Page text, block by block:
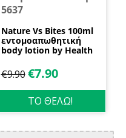
5637
Nature Vs Bites 100ml
εντομοαπωθητική
body lotion by Health
€9.90 €7.90
ΤΟ ΘΕΛΩ!